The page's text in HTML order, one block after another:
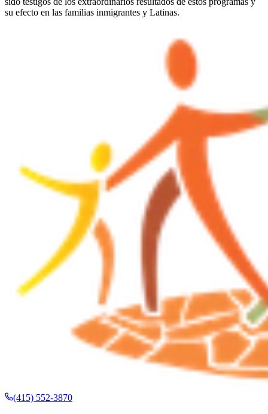
su efecto en las familias inmigrantes y Latinas.
(415) 552-3870